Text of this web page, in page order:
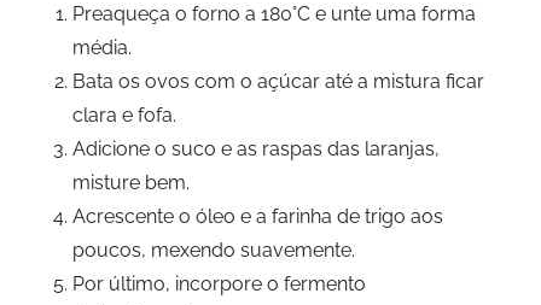
Preaqueça o forno a 180°C e unte uma forma
média.
Bata os ovos com o açúcar até a mistura ficar
clara e fofa.
Adicione o suco e as raspas das laranjas,
misture bem.
Acrescente o óleo e a farinha de trigo aos
poucos, mexendo suavemente.
Por último, incorpore o fermento